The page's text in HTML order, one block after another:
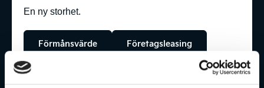
En ny storhet.
Förmånsvärde Företagsleasing